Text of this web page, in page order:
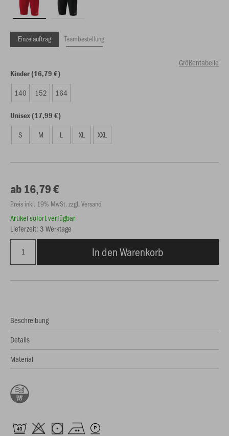
Einzelauftrag Teambestellung
Größentabelle
Kinder (16,79 €)
140 152 164
Unisex (17,99 €)
S M L XL XXL
ab 16,79 €
Preis inkl. 19% MwSt. zzgl. Versand
Artikel sofort verfügbar
Lieferzeit: 3 Werktage
In den Warenkorb
Beschreibung
Details
Material